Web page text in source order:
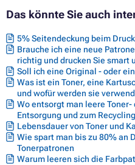
Das könnte Sie auch
5% Seitendeckung beim
Brauche ich eine neue
richtig und drucken Sie smart
Soll ich eine Original - oder
Was ist ein Toner, eine
und wofür werden sie
Wo entsorgt man leere
Entsorgung und zum
Lebensdauer von Toner und
Wie spart man bis zu 80% an
Tonerpatronen
Warum leeren sich die